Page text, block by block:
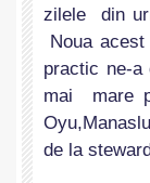
zilele din
Noua
practic ne-a
mai mare
de la